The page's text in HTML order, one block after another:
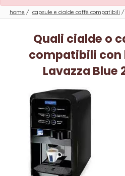
home / capsule e cialde caffè compatibili /
Quali cialde o
compatibili con
Lavazza Blue